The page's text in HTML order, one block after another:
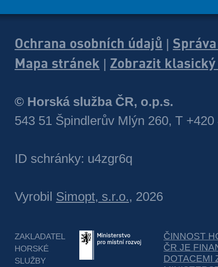
Ochrana osobních údajů
Mapa stránek
Zobrazit
© Horská služba ČR, o.p.s.
543 51 Špindlerův Mlýn 260, T +420
ID schránky: u4zgr6q
Vyrobil Simopt, s.r.o., 2026
ZAKLADATEL
HORSKÉ
SLUŽBY
ČINNOST
ČR JE
DOTACEMI